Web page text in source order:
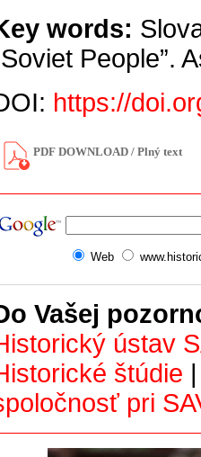
words:
People”.
https://
PDF DOWNLOAD / Plný text
Web
Vašej
ústav
štúdie
pri